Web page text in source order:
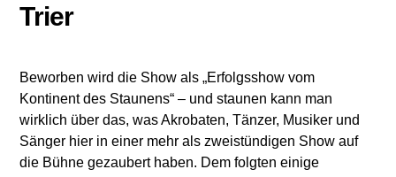
Trier
Beworben wird die Show als „Erfolgsshow vom
Kontinent des Staunens“ – und staunen kann man
wirklich über das, was Akrobaten, Tänzer, Musiker und
Sänger hier in einer mehr als zweistündigen Show auf
die Bühne gezaubert haben. Dem folgten einige